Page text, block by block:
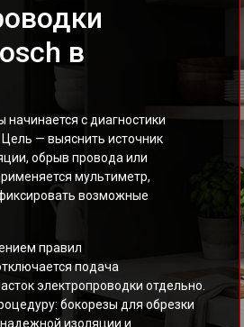
в
с диагностики
— выяснить источник
обрыв провода или
мультиметр,
возможные
правил
подача
электропроводки отдельно.
бокорезы для обрезки
изоляции и